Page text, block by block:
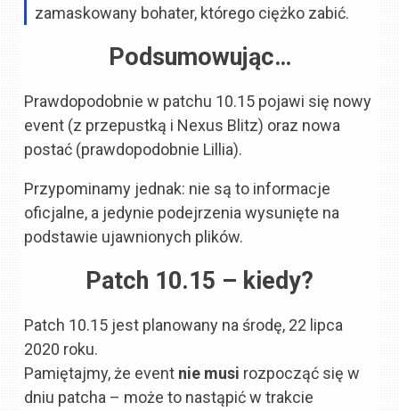
zamaskowany bohater, którego ciężko zabić.
Podsumowując…
Prawdopodobnie w patchu 10.15 pojawi się nowy
event (z przepustką i Nexus Blitz) oraz nowa
postać (prawdopodobnie Lillia).
Przypominamy jednak: nie są to informacje
oficjalne, a jedynie podejrzenia wysunięte na
podstawie ujawnionych plików.
Patch 10.15 – kiedy?
Patch 10.15 jest planowany na środę, 22 lipca
2020 roku.
Pamiętajmy, że event nie musi rozpocząć się w
dniu patcha – może to nastąpić w trakcie